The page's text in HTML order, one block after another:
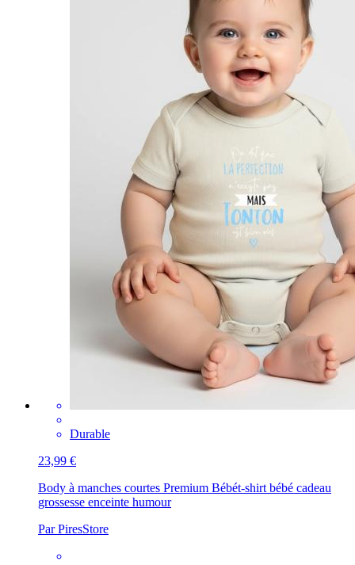
Durable
23,99 €
Body à manches courtes Premium Bébét-shirt bébé cadeau
grossesse enceinte humour
Par PiresStore